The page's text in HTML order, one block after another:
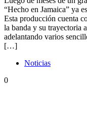
“Hecho en Jamaica” ya
Esta producción cuenta
la banda y su trayectoria
adelantando varios
[…]
Noticias
0